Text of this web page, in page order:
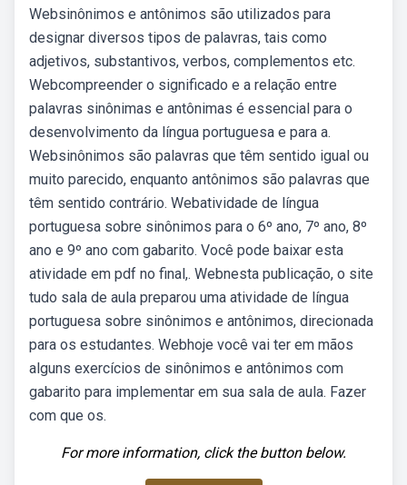
Websinônimos e antônimos são utilizados para
designar diversos tipos de palavras, tais como
adjetivos, substantivos, verbos, complementos etc.
Webcompreender o significado e a relação entre
palavras sinônimas e antônimas é essencial para o
desenvolvimento da língua portuguesa e para a.
Websinônimos são palavras que têm sentido igual ou
muito parecido, enquanto antônimos são palavras que
têm sentido contrário. Webatividade de língua
portuguesa sobre sinônimos para o 6º ano, 7º ano, 8º
ano e 9º ano com gabarito. Você pode baixar esta
atividade em pdf no final,. Webnesta publicação, o site
tudo sala de aula preparou uma atividade de língua
portuguesa sobre sinônimos e antônimos, direcionada
para os estudantes. Webhoje você vai ter em mãos
alguns exercícios de sinônimos e antônimos com
gabarito para implementar em sua sala de aula. Fazer
com que os.
For more information, click the button below.